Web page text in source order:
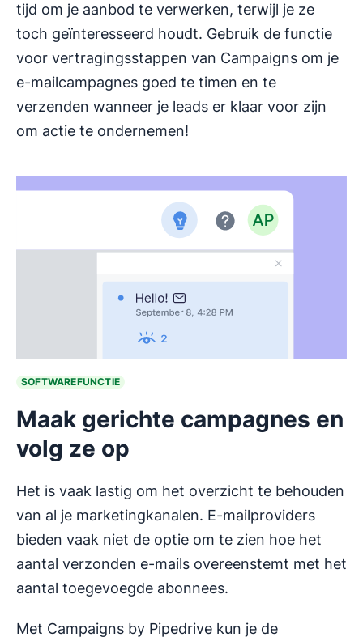
tijd om je aanbod te verwerken, terwijl je ze
toch geïnteresseerd houdt. Gebruik de functie
voor vertragingsstappen van Campaigns om je
e-mailcampagnes goed te timen en te
verzenden wanneer je leads er klaar voor zijn
om actie te ondernemen!
SOFTWAREFUNCTIE
Maak gerichte campagnes en
volg ze op
Het is vaak lastig om het overzicht te behouden
van al je marketingkanalen. E-mailproviders
bieden vaak niet de optie om te zien hoe het
aantal verzonden e-mails overeenstemt met het
aantal toegevoegde abonnees.
Met Campaigns by Pipedrive kun je de